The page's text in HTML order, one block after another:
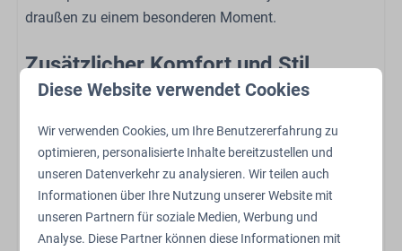
Hochstuhl (auf Anfrage)
Sport und Aktivitäten
Restaurant
Ladestation für Elektroautos
Ladestation für Elektrofahrräder
Abstellen von Fahrrädern
Trampolin
Schaukeln
Streichelzoo
draußen zu einem besonderen Moment.
Zusätzlicher Komfort und Stil
Die Lodge ist mit einer Klimaanlage ausgestattet, die
sowohl heizt als auch kühlt, sodass das Raumklima in
jeder Jahreszeit optimal ist. Die stilvolle Pergola im
Außenbereich bietet Schutz an warmen Tagen und bei
leichtem Regen, damit du das Draußensein immer in
vollen Zügen genießen kannst. Die Schlafzimmer sind
geschmackvoll eingerichtet mit bequemen Betten und
Diese Website verwendet Cookies
Wir verwenden Cookies, um Ihre Benutzererfahrung zu
optimieren, personalisierte Inhalte bereitzustellen und
unseren Datenverkehr zu analysieren. Wir teilen auch
Informationen über Ihre Nutzung unserer Website mit
unseren Partnern für soziale Medien, Werbung und
Analyse. Diese Partner können diese Informationen mit